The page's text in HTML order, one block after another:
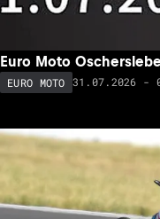
Euro Moto
EURO MOTO 31.07.2026 -